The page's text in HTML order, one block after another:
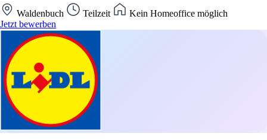
Waldenbuch Teilzeit
Kein Homeoffice möglich
Jetzt bewerben